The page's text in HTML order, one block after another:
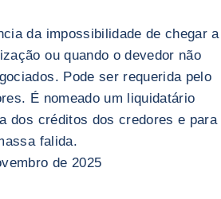
da impossibilidade de chegar a
ou quando o devedor não
Pode ser requerida pelo
É nomeado um liquidatário
dos créditos dos credores e para
falida.
de 2025